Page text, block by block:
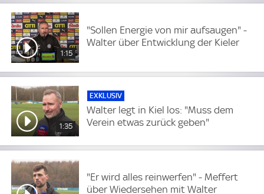
1:15
"Sollen Energie von mir aufsaugen" -
Walter über Entwicklung der Kieler
1:35
EXKLUSIV
Walter legt in Kiel los: "Muss dem
Verein etwas zurück geben"
"Er wird alles reinwerfen" - Meffert
über Wiedersehen mit Walter